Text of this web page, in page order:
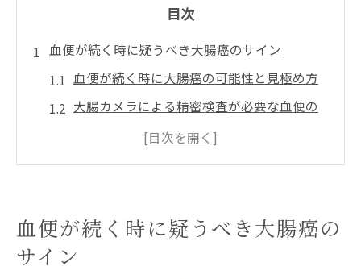
目次
血便が続く時に疑うべき大腸癌のサイン
血便が続く時に大腸癌の可能性と見極め方
大腸カメラによる精密検査が必要な血便の
血便が続く時に早期発見が重要な理由
大腸カメラ精密検査で血便の真相を探る
血便が続く時に疑うべき大腸癌の
サイン